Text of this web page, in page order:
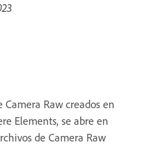
Raw creados en
Elements, se abre en
de Camera Raw